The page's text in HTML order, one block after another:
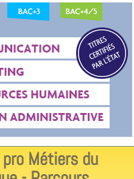
Métiers du